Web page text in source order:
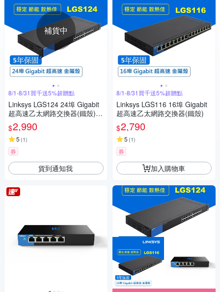
補貨中
8/1-8/31買千送5%超贈點
Linksys LGS124 24埠 Gigabit
超高速乙太網路交換器(鐵殼)可
上機架
$2,990
5 (1)
券
貨到通知我
8/1-8/31買千送5%超贈點
Linksys LGS116 16埠 Gigabit
超高速乙太網路交換器(鐵殼)
$2,790
5 (1)
券
加入購物車